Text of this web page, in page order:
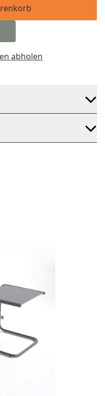
abholen